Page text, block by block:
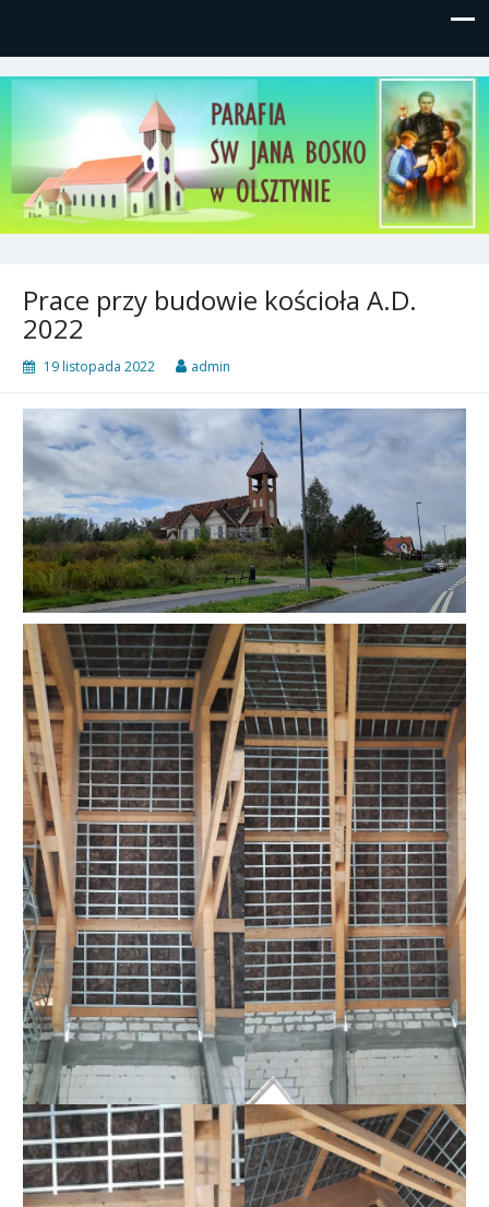
Parafia św, Jana Bosko w
Olsztynie
Gutkowo, ul. Żółkiewskiego 1
Prace przy budowie kościoła A.D.
2022
19 listopada 2022 admin